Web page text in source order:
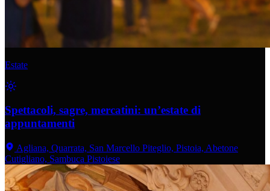
Estate
Spettacoli, sagre, mercatini: un’estate di
appuntamenti
Agliana, Quarrata, San Marcello Piteglio, Pistoia, Abetone
Cutigliano, Sambuca Pistoiese